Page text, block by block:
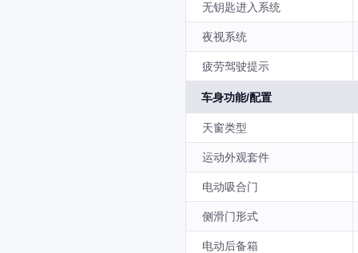
无钥匙进入系统
夜视系统
疲劳驾驶提示
车身功能/配置
天窗类型
运动外观套件
电动吸合门
侧滑门形式
电动后备箱